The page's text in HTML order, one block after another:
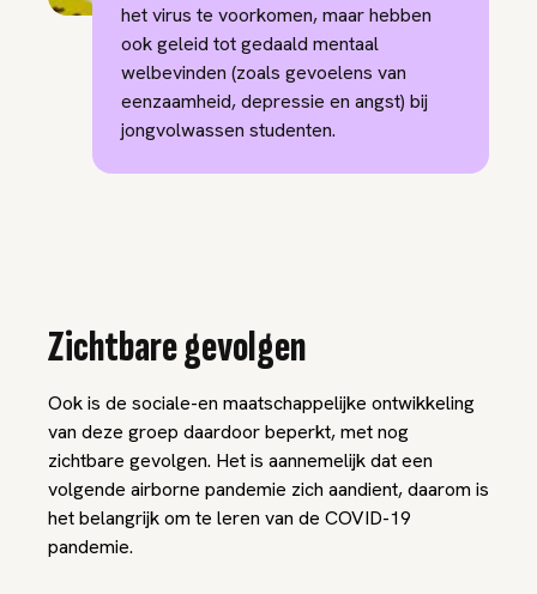
het virus te voorkomen, maar hebben
ook geleid tot gedaald mentaal
welbevinden (zoals gevoelens van
eenzaamheid, depressie en angst) bij
jongvolwassen studenten.
Zichtbare gevolgen
Ook is de sociale-en maatschappelijke ontwikkeling
van deze groep daardoor beperkt, met nog
zichtbare gevolgen. Het is aannemelijk dat een
volgende airborne pandemie zich aandient, daarom is
het belangrijk om te leren van de COVID-19
pandemie.